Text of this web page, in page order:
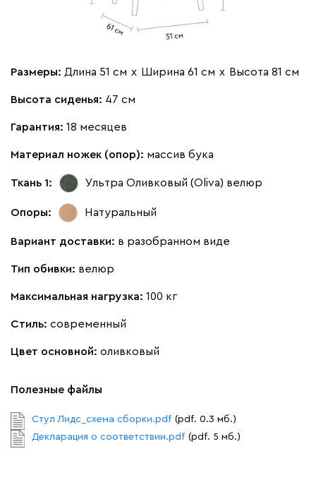
Размеры: Длина 51 см х Ширина 61 см х Высота 81 см
Высота сиденья: 47 см
Гарантия: 18 месяцев
Материал ножек (опор): массив бука
Ткань 1: Ультра Оливковый (Oliva) велюр
Опоры: Натуральный
Вариант доставки: в разобранном виде
Тип обивки: велюр
Максимальная нагрузка: 100 кг
Стиль: современный
Цвет основной: оливковый
Полезные файлы
Стул Лидс_схема сборки.pdf (pdf. 0.3 мб.)
Декларация о соответствии.pdf (pdf. 5 мб.)